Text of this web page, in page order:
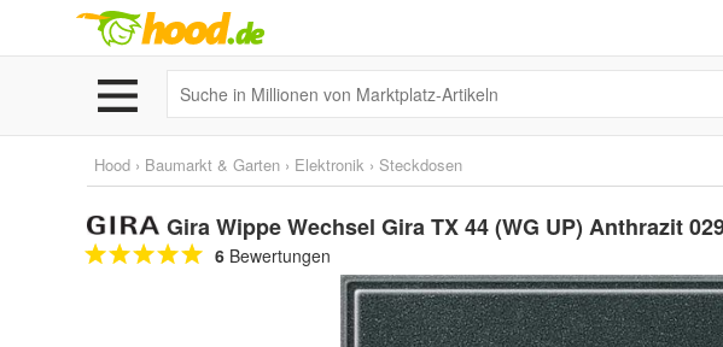
Hood › Baumarkt & Garten › Elektronik › Steckdosen
Gira Wippe Wechsel Gira TX 44 (WG UP) Anthrazit
6 Bewertungen